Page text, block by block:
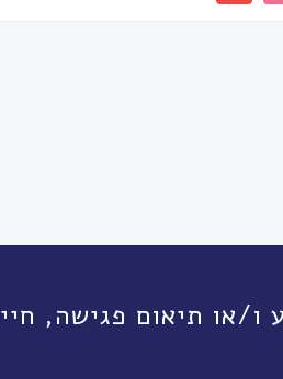
פגישה, חייגו אלינו 351-926921448+